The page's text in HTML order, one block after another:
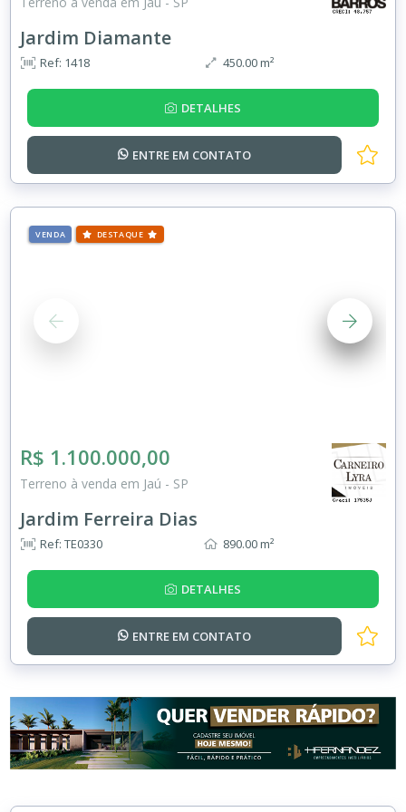
Jardim Diamante
Ref: 1418 450.00 m²
DETALHES
ENTRE EM CONTATO
VENDA DESTAQUE
R$ 1.100.000,00
Terreno à venda em Jaú - SP
Jardim Ferreira Dias
Ref: TE0330 890.00 m²
DETALHES
ENTRE EM CONTATO